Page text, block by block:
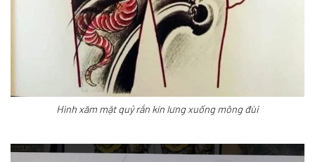
Hình xăm mặt quỷ rắn kín lưng xuống mông đùi